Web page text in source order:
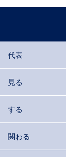
代表
見る
する
関わる